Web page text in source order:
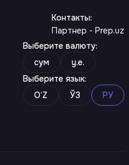
Контакты:
Партнер - Prep.uz
Выберите валюту:
сум
y.e.
Выберите язык:
O‘Z
ЎЗ РУ